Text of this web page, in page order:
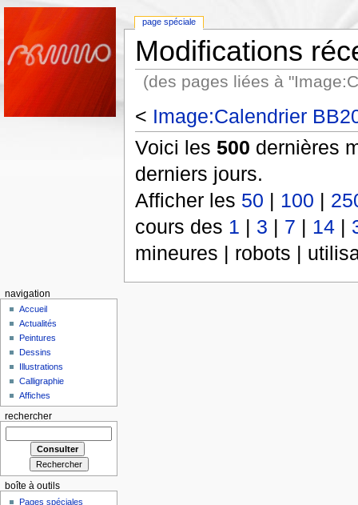
Modifications
(des pages liées à
< Image:Calendrier
Voici les 500 dernières
derniers jours.
Afficher les 50 | 100 |
cours des 1 | 3 | 7 | 14|
mineures | robots |
page spéciale
navigation
Accueil
Actualités
Peintures
Dessins
Illustrations
Calligraphie
Affiches
rechercher
boîte à outils
Pages spéciales